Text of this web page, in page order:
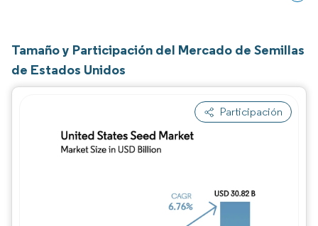
Tamaño y Participación del Mercado de Semillas
de Estados Unidos
Participación